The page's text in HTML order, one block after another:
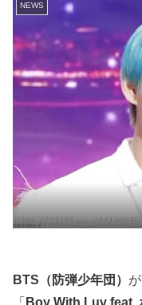
NEWS
BTS（防弾少年団）